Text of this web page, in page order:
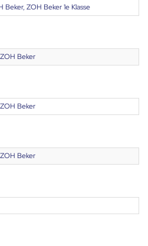
Beker, ZOH Beker 1e Klasse
Beker
Beker
Beker